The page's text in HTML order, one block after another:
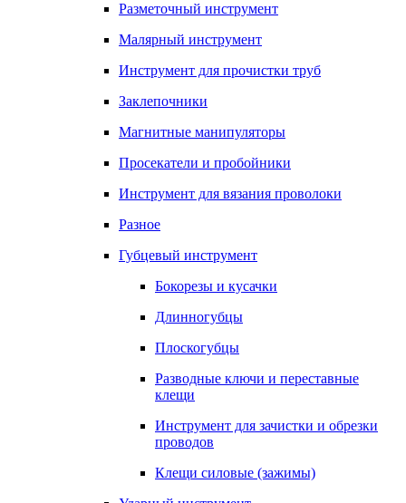
Разметочный инструмент
Малярный инструмент
Инструмент для прочистки труб
Заклепочники
Магнитные манипуляторы
Просекатели и пробойники
Инструмент для вязания проволоки
Разное
Губцевый инструмент
Бокорезы и кусачки
Длинногубцы
Плоскогубцы
Разводные ключи и переставные
клещи
Инструмент для зачистки и обрезки
проводов
Клещи силовые (зажимы)